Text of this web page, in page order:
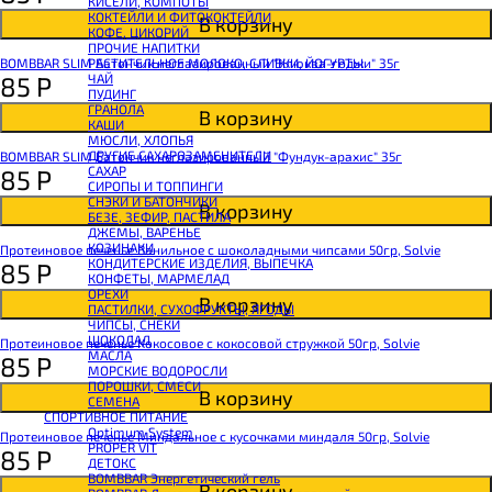
CHIKALAB Вафля двойная с начинкой
SNAQ FABRIQ Вафли с начинкой
SNAQ FABRIQ Хлебцы рисовые
SNAQ FABRIQ Батончик шоколадный без сахара Qwikler
SNAQ FABRIQ Батончик в шоколаде Coco
SNAQ FABRIQ Батончик в шоколаде Snaqer
КОКТЕЙЛИ И ФИТОКОКТЕЙЛИ
КОФЕ, ЦИКОРИЙ
ПРОЧИЕ НАПИТКИ
РАСТИТЕЛЬНОЕ МОЛОКО, СЛИВКИ, ЙОГУРТЫ
ЧАЙ
ПУДИНГ
ГРАНОЛА
КАШИ
МЮСЛИ, ХЛОПЬЯ
ДРУГИЕ САХАРОЗАМЕНИТЕЛИ
САХАР
СИРОПЫ И ТОППИНГИ
СНЭКИ И БАТОНЧИКИ
БЕЗЕ, ЗЕФИР, ПАСТИЛА
ДЖЕМЫ, ВАРЕНЬЕ
КОЗИНАКИ
КОНДИТЕРСКИЕ ИЗДЕЛИЯ, ВЫПЕЧКА
КОНФЕТЫ, МАРМЕЛАД
ОРЕХИ
ПАСТИЛКИ, СУХОФРУКТЫ, ЯГОДЫ
ЧИПСЫ, СНЕКИ
ШОКОЛАД
МАСЛА
МОРСКИЕ ВОДОРОСЛИ
ПОРОШКИ, СМЕСИ
СЕМЕНА
СПОРТИВНОЕ ПИТАНИЕ
Optimum System
PROPER VIT
ДЕТОКС
BOMBBAR Энергетический гель
В корзину
BOMBBAR SLIM Батончик неглазированный "Клюква-годжи" 35г
85 Р
В корзину
BOMBBAR SLIM Батончик неглазированный "Фундук-арахис" 35г
85 Р
В корзину
Протеиновое печенье Ванильное с шоколадными чипсами 50гр, Solvie
85 Р
В корзину
Протеиновое печенье Кокосовое с кокосовой стружкой 50гр, Solvie
85 Р
В корзину
Протеиновое печенье Миндальное с кусочками миндаля 50гр, Solvie
85 Р